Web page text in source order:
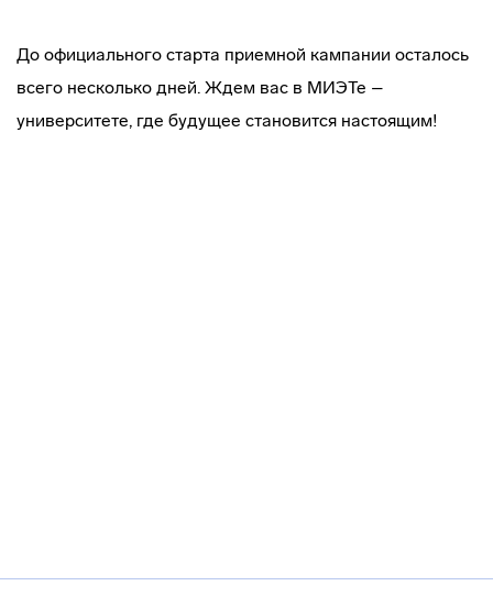
До официального старта приемной кампании осталось
всего несколько дней. Ждем вас в МИЭТе –
университете, где будущее становится настоящим!